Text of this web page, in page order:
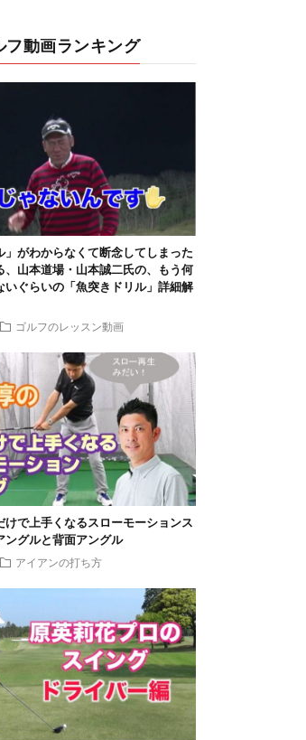
フ動画ランキング
」がわからなくて断念してしまった
、山本道場・山本誠二氏の、もう何
いぐらいの「魚突きドリル」詳細解
ゴルフのレッスン動画
けで上手くなるスローモーションス
ングルと背面アングル
アイアンの打ち方